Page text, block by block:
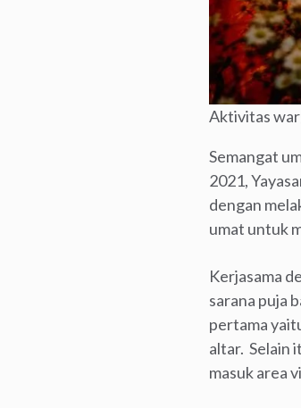
Aktivitas
Semangat
2021,
dengan
umat untuk
Kerjasama
sarana puja
pertama
altar. Selain
masuk area